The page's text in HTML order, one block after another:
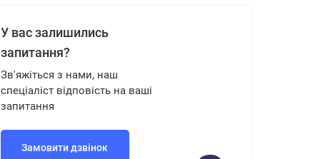
У вас залишились
запитання?
Зв'яжіться з нами, наш
спеціаліст відповість на ваші
запитання
Замовити дзвінок